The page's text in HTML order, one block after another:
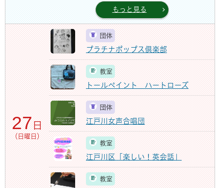
もっと見る
27 日
（日曜日）
団体
プラチナポップス倶楽部
教室
トールペイント ハートローズ
団体
江戸川女声合唱団
教室
江戸川区「楽しい！英会話」
教室